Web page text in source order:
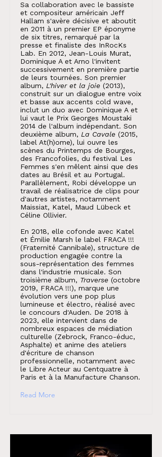
Sa collaboration avec le bassiste
et compositeur américain Jeff
Hallam s'avère décisive et aboutit
en 2011 à un premier EP éponyme
de six titres, remarqué par la
presse et finaliste des InRocKs
Lab. En 2012, Jean-Louis Murat,
Dominique A et Arno l'invitent
successivement en première partie
de leurs tournées. Son premier
album, L'hiver et la joie (2013),
construit sur un dialogue entre voix
et basse aux accents cold wave,
inclut un duo avec Dominique A et
lui vaut le Prix Georges Moustaki
2014 de l'album indépendant. Son
deuxième album, La Cavale (2015,
label At(h)ome), lui ouvre les
scènes du Printemps de Bourges,
des Francofolies, du festival Les
Femmes s'en mêlent ainsi que des
dates au Brésil et au Portugal.
Parallèlement, Robi développe un
travail de réalisatrice de clips pour
d'autres artistes, notamment
Maissiat, Katel, Maud Lübeck et
Céline Ollivier.
En 2018, elle cofonde avec Katel
et Émilie Marsh le label FRACA !!!
(Fraternité Cannibale), structure de
production engagée contre la
sous-représentation des femmes
dans l'industrie musicale. Son
troisième album, Traverse (octobre
2019, FRACA !!!), marque une
évolution vers une pop plus
lumineuse et électro, réalisé avec
le concours d'Auden. De 2018 à
2023, elle intervient dans de
nombreux espaces de médiation
culturelle (Zebrock, Franco-éduc,
Asphalte) et anime des ateliers
d'écriture de chanson
professionnelle, notamment avec
le Libre Acteur au Centquatre à
Paris et à la Manufacture Chanson.
Read More